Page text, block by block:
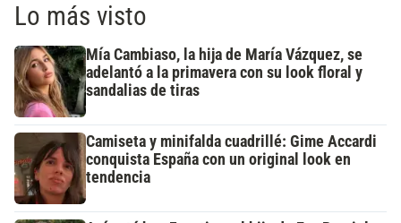
Lo más visto
Mía Cambiaso, la hija de María Vázquez, se
adelantó a la primavera con su look floral y
sandalias de tiras
Camiseta y minifalda cuadrillé: Gime Accardi
conquista España con un original look en
tendencia